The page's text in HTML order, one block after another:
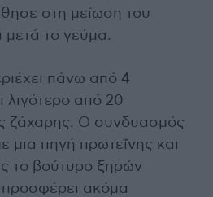
στη μείωση του
το γεύμα.
πάνω από 4
λιγότερο από 20
ζάχαρης. Ο συνδυασμός
μια πηγή πρωτεΐνης και
το βούτυρο ξηρών
ακόμα